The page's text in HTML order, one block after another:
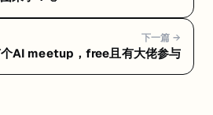
下一篇 →
AI meetup，free且有大佬参与